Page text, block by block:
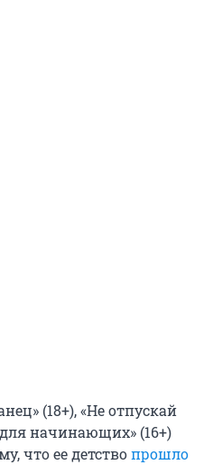
(18+), «Не отпускай
начинающих» (16+)
что ее детствопрошло